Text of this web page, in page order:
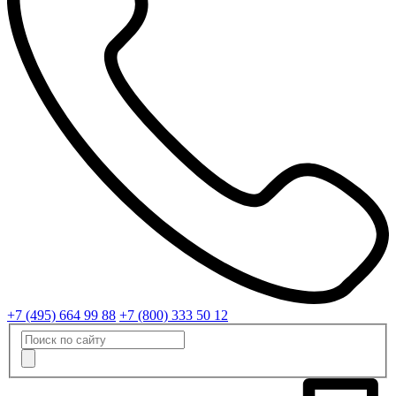
+7 (495) 664 99 88 +7 (800) 333 50 12